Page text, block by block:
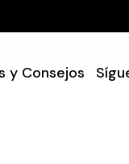
y Consejos